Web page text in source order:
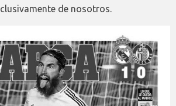
de nosotros.